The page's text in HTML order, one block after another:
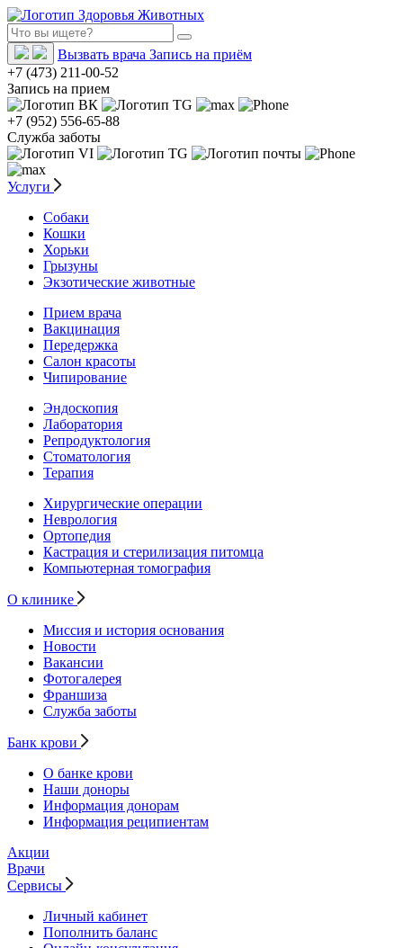
Вызвать врача Запись на приём
+7 (473) 211-00-52
Запись на прием
+7 (952) 556-65-88
Служба заботы
Услуги
Собаки
Кошки
Хорьки
Грызуны
Экзотические животные
Прием врача
Вакцинация
Передержка
Салон красоты
Чипирование
Эндоскопия
Лаборатория
Репродуктология
Стоматология
Терапия
Хирургические операции
Неврология
Ортопедия
Кастрация и стерилизация питомца
Компьютерная томография
О клинике
Миссия и история основания
Новости
Вакансии
Фотогалерея
Франшиза
Служба заботы
Банк крови
О банке крови
Наши доноры
Информация донорам
Информация реципиентам
Акции
Врачи
Сервисы
Личный кабинет
Пополнить баланс